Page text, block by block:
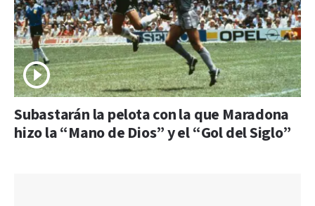
Subastarán la pelota con la que Maradona
hizo la “Mano de Dios” y el “Gol del Siglo”